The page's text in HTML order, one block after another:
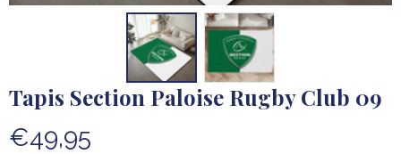
Tapis Section Paloise Rugby Club 09
€49,95